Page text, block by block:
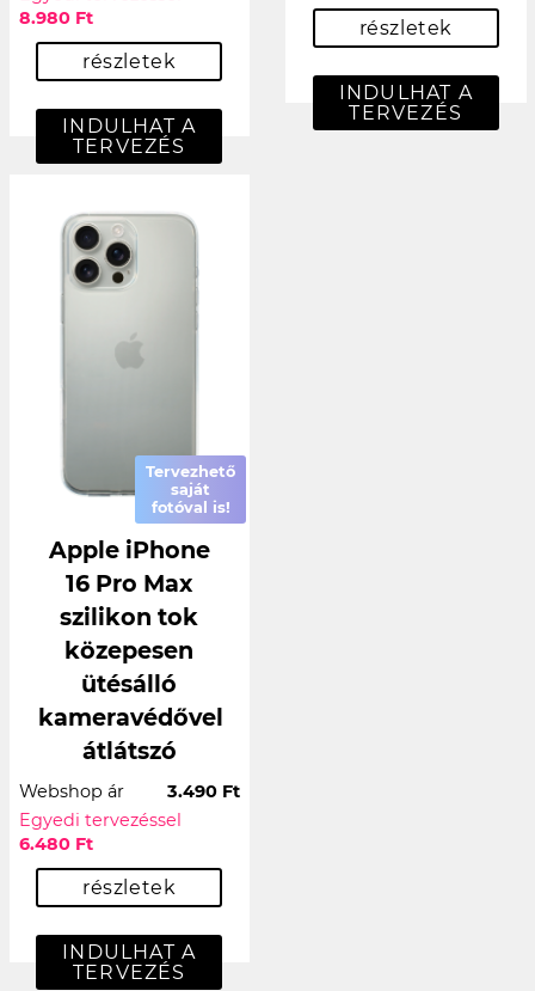
8.980 Ft
részletek
INDULHAT A
TERVEZÉS
részletek
INDULHAT A
TERVEZÉS
Tervezhető
saját
fotóval is!
Apple iPhone
16 Pro Max
szilikon tok
közepesen
ütésálló
kameravédővel
átlátszó
Webshop ár
3.490 Ft
Egyedi tervezéssel
6.480 Ft
részletek
INDULHAT A
TERVEZÉS